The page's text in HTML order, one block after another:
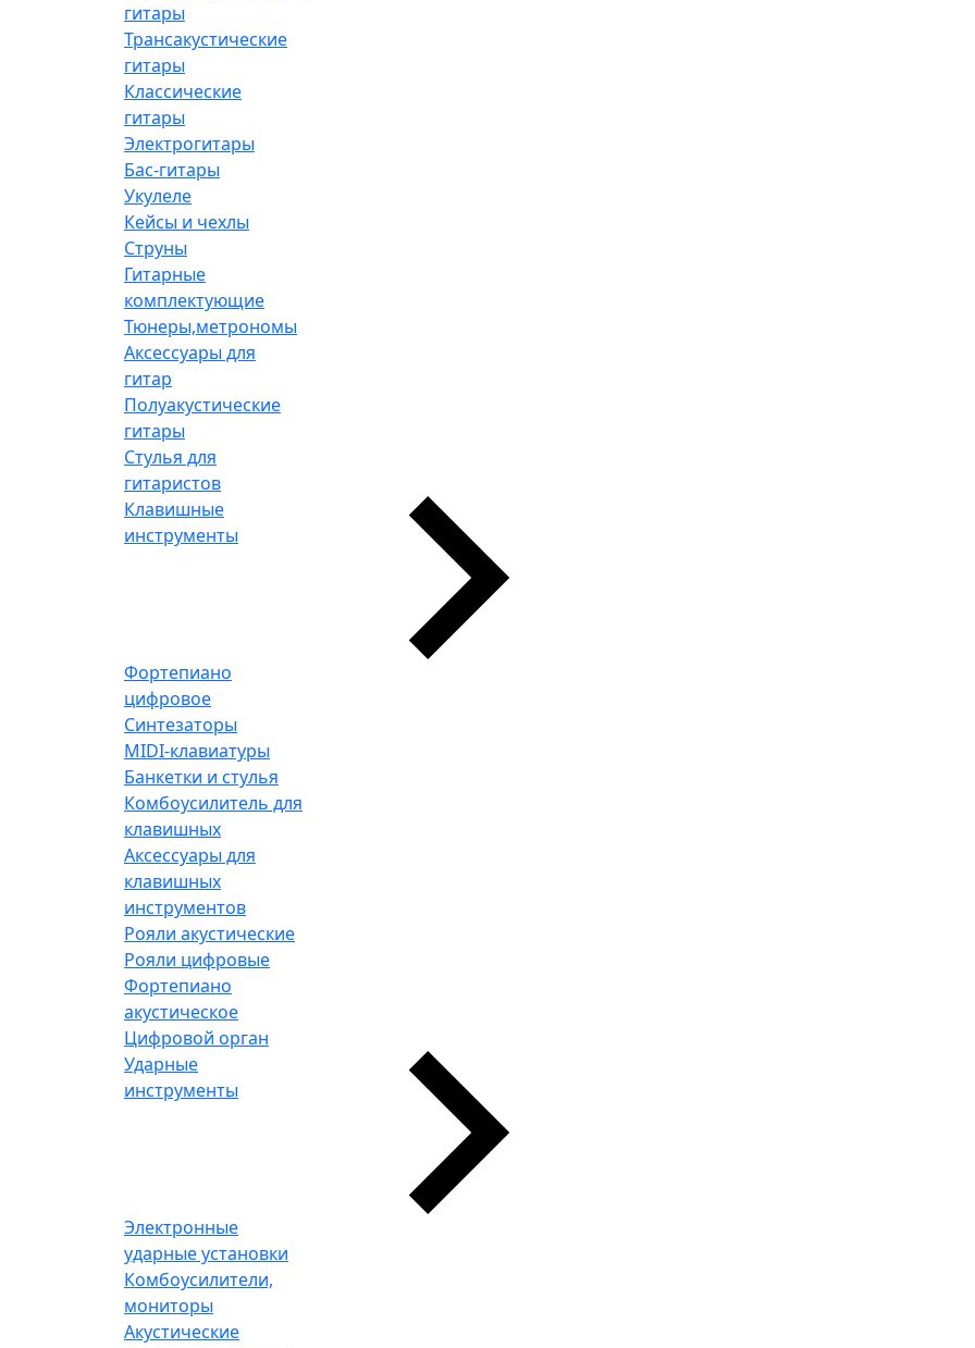
гитары
Трансакустические
гитары
Классические
гитары
Электрогитары
Бас-гитары
Укулеле
Кейсы и чехлы
Струны
Гитарные
комплектующие
Тюнеры,метрономы
Аксессуары для
гитар
Полуакустические
гитары
Стулья для
гитаристов
Клавишные
инструменты
Фортепиано
цифровое
Синтезаторы
MIDI-клавиатуры
Банкетки и стулья
Комбоусилитель для
клавишных
Аксессуары для
клавишных
инструментов
Рояли акустические
Рояли цифровые
Фортепиано
акустическое
Цифровой орган
Ударные
инструменты
Электронные
ударные установки
Комбоусилители,
мониторы
Акустические